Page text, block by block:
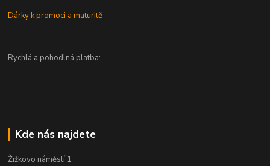
Dárky k promoci a maturitě
Rychlá a pohodlná platba:
Kde nás najdete
Žižkovo náměstí 1